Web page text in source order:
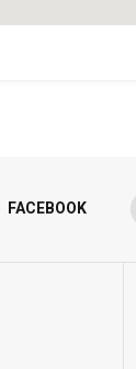
FACEBOOK